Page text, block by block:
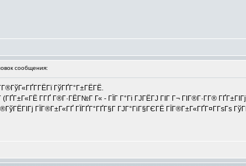
сообщения:
ГўГҐГ°Г±ГЁГЁ.
Г­ГҐ Г®Г·ГЁГ№Г Г« - ГЇГ Г°Гі ГЈГЁГЈ ГІГ Г¬ ГІГ®Г·Г­Г®
ГЇГ®Г±Г«ГҐ ГЇГҐГ°ГҐГ§Г ГЈГ°ГіГ§ГЄГЁ ГЇГ®Г±Г«ГҐГ¤Г­ГѕГѕ